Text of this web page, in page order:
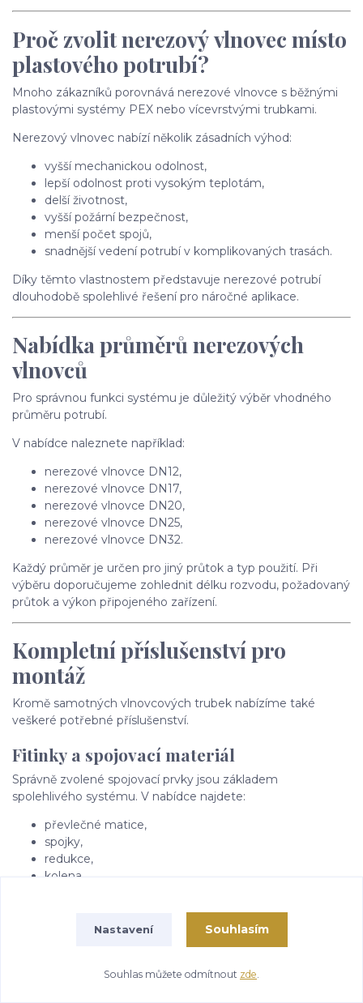
Proč zvolit nerezový vlnovec místo
plastového potrubí?
Mnoho zákazníků porovnává nerezové vlnovce s běžnými
plastovými systémy PEX nebo vícevrstvými trubkami.
Nerezový vlnovec nabízí několik zásadních výhod:
vyšší mechanickou odolnost,
lepší odolnost proti vysokým teplotám,
delší životnost,
vyšší požární bezpečnost,
menší počet spojů,
snadnější vedení potrubí v komplikovaných trasách.
Díky těmto vlastnostem představuje nerezové potrubí
dlouhodobě spolehlivé řešení pro náročné aplikace.
Nabídka průměrů nerezových
vlnovců
Pro správnou funkci systému je důležitý výběr vhodného
průměru potrubí.
V nabídce naleznete například:
nerezové vlnovce DN12,
nerezové vlnovce DN17,
nerezové vlnovce DN20,
nerezové vlnovce DN25,
nerezové vlnovce DN32.
Každý průměr je určen pro jiný průtok a typ použití. Při
výběru doporučujeme zohlednit délku rozvodu, požadovaný
průtok a výkon připojeného zařízení.
Kompletní příslušenství pro
montáž
Kromě samotných vlnovcových trubek nabízíme také
veškeré potřebné příslušenství.
Fitinky a spojovací materiál
Správně zvolené spojovací prvky jsou základem
spolehlivého systému. V nabídce najdete:
převlečné matice,
spojky,
redukce,
kolena,
Pro profesionální montáž dodáváme ruční lisy a další
Nastavení Souhlasím
Souhlas můžete odmítnout zde